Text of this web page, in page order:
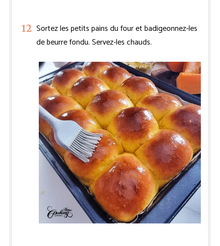
Sortez les petits pains du four et badigeonnez-les
de beurre fondu. Servez-les chauds.